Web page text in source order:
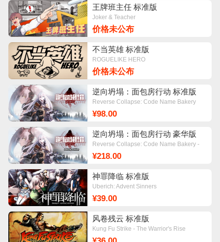
王牌班主任 标准版
Joker & Teacher
价格未公布
不当英雄 标准版
ROGUELIKE HERO
价格未公布
逆向坍塌：面包房行动 标准版
Reverse Collapse: Code Name Bakery
¥98.00
逆向坍塌：面包房行动 豪华版
Reverse Collapse: Code Name Bakery -
¥218.00
神罪降临 标准版
Uberich: Advent Sinners
¥39.00
风卷残云 标准版
Kung Fu Strike - The Warrior's Rise